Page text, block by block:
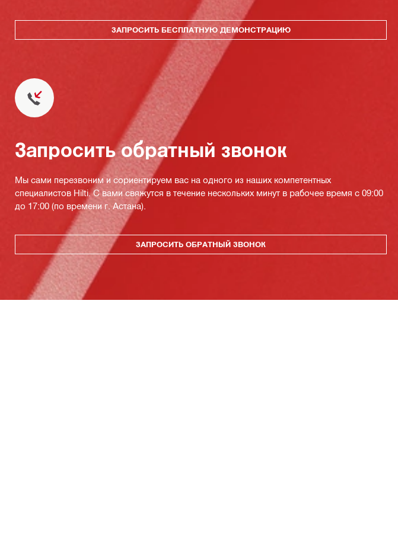
ЗАПРОСИТЬ БЕСПЛАТНУЮ ДЕМОНСТРАЦИЮ
Запросить обратный звонок
Мы сами перезвоним и сориентируем вас на одного из наших компетентных
специалистов Hilti. С вами свяжутся в течение нескольких минут в рабочее время с 09:00
до 17:00 (по времени г. Астана).
ЗАПРОСИТЬ ОБРАТНЫЙ ЗВОНОК